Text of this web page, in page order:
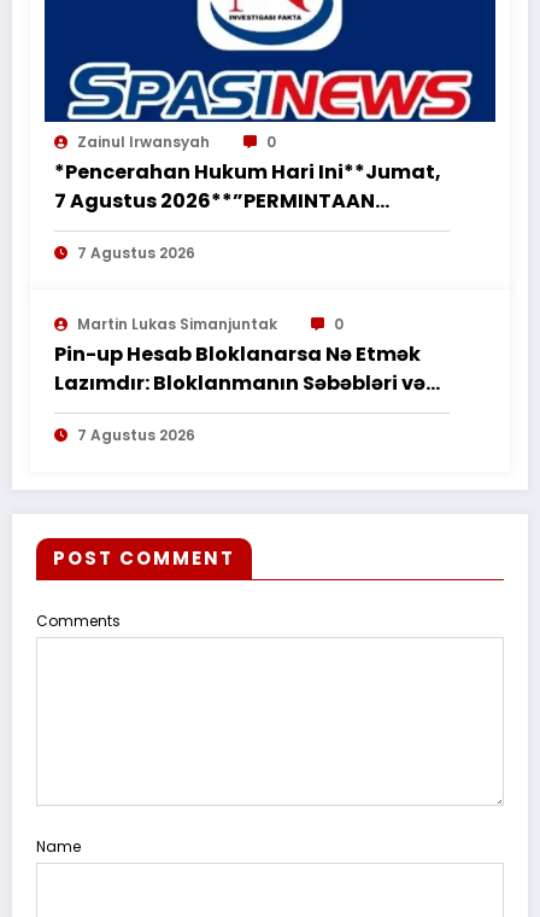
Zainul Irwansyah 0
*Pencerahan Hukum Hari Ini**Jumat,
7 Agustus 2026**”PERMINTAAN
PERUBAHAN PEKERJAAN SECARA LISAN
TIDAK MENGHAPUS KEWAJIBAN
PEKERJAAN SESUAI PERJANJIAN
TERTULIS”*
7 Agustus 2026
Martin Lukas Simanjuntak 0
Pin-up Hesab Bloklanarsa Nə Etmək
Lazımdır: Bloklanmanın Səbəbləri və
Tədbirləri
7 Agustus 2026
POST COMMENT
Comments
Name